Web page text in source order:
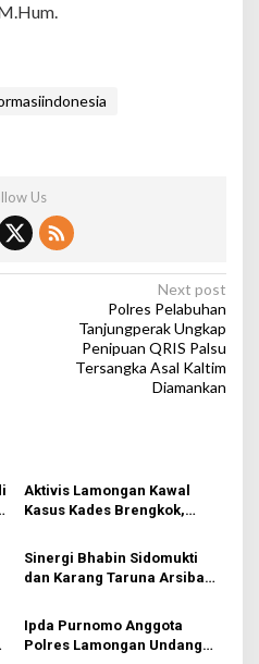
Us
Next post
Polres Pelabuhan
Tanjungperak Ungkap
Penipuan QRIS Palsu
Tersangka Asal Kaltim
Diamankan
Aktivis Lamongan Kawal
Kasus Kades Brengkok,
Terima Resmi
Sinergi Bhabin Sidomukti
dan Karang Taruna Arsiba
Ipda Purnomo Anggota
Polres Lamongan Undang